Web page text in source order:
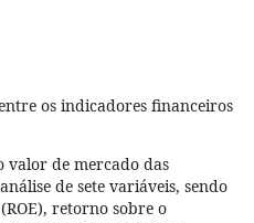
os indicadores financeiros
valor de mercado das
de sete variáveis, sendo
retorno sobre o